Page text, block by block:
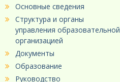
Основные сведения
Структура и органы
управления образовательной
организацией
Документы
Образование
Руководство